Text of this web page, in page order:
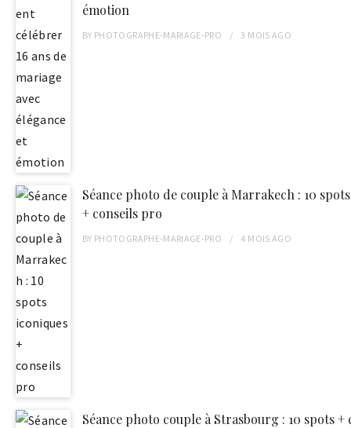
émotion
BY PHOTOGRAPHE-MARIAGE-PRO 3 MOIS AGO
Séance photo de couple à Marrakech : 10
+ conseils pro
BY PHOTOGRAPHE-MARIAGE-PRO 4 MOIS AGO
Séance photo couple à Strasbourg : 10 spots +